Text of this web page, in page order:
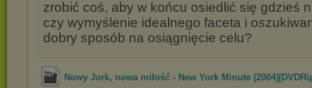
zrobić coś, aby w końcu osiedlić się gdzieś
czy wymyślenie idealnego faceta i
dobry sposób na osiągnięcie celu?
Nowy Jork, nowa miłość - New York Minute